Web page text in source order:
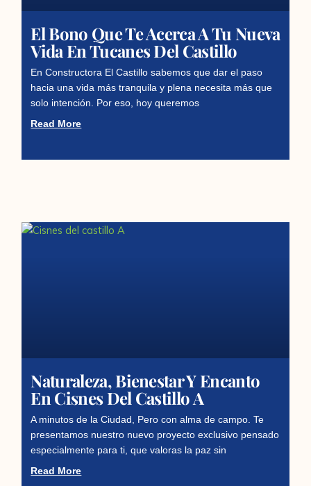
El Bono Que Te Acerca A Tu Nueva
Vida En Tucanes Del Castillo
En Constructora El Castillo sabemos que dar el paso
hacia una vida más tranquila y plena necesita más que
solo intención. Por eso, hoy queremos
Read More
Naturaleza, Bienestar Y Encanto
En Cisnes Del Castillo A
A minutos de la Ciudad, Pero con alma de campo. Te
presentamos nuestro nuevo proyecto exclusivo pensado
especialmente para ti, que valoras la paz sin
Read More